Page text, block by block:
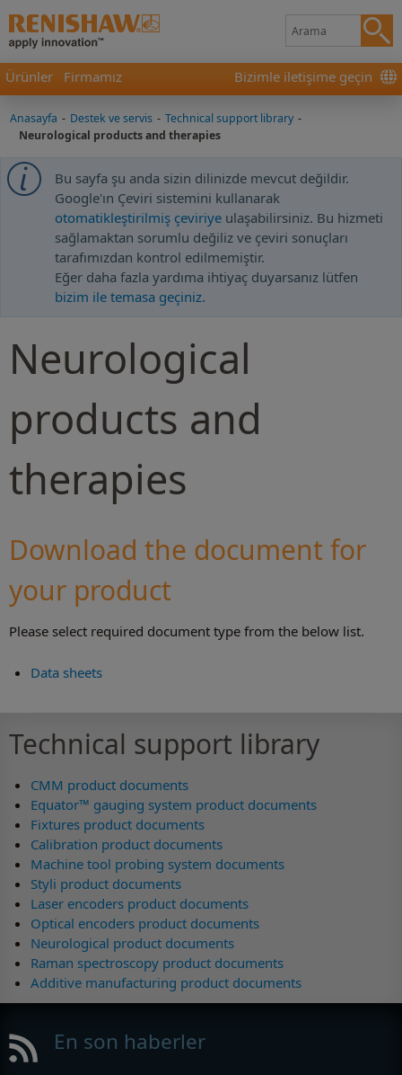
Ürünler Firmamız Bizimle iletişime geçin
Anasayfa - Destek ve servis - Technical support library -
Neurological products and therapies
Bu sayfa şu anda sizin dilinizde mevcut değildir.
Google'ın Çeviri sistemini kullanarak
otomatikleştirilmiş çeviriye ulaşabilirsiniz. Bu hizmeti
sağlamaktan sorumlu değiliz ve çeviri sonuçları
tarafımızdan kontrol edilmemiştir.
Eğer daha fazla yardıma ihtiyaç duyarsanız lütfen
bizim ile temasa geçiniz.
Neurological
products and
therapies
Download the document for
your product
Please select required document type from the below list.
Data sheets
Technical support library
CMM product documents
Equator™ gauging system product documents
Fixtures product documents
Calibration product documents
Machine tool probing system documents
Styli product documents
Laser encoders product documents
Optical encoders product documents
Neurological product documents
Raman spectroscopy product documents
Additive manufacturing product documents
En son haberler